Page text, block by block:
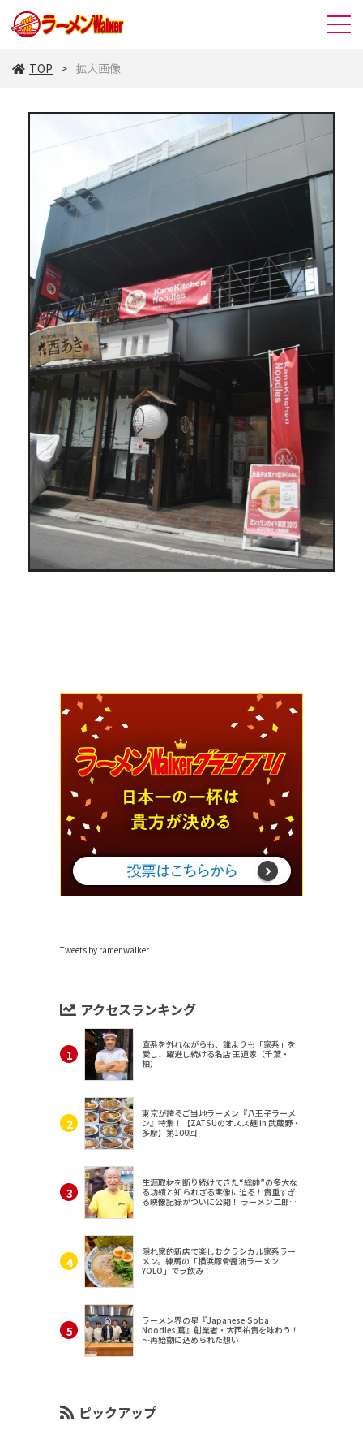
TOP 拡大画像
Tweets by ramenwalker
アクセスランキング
直系を外れながらも、誰よりも「家系」を
愛し、躍進し続ける名店 王道家（千葉・
柏）
東京が誇るご当地ラーメン『八王子ラーメ
ン』特集！【ZATSUのオスス麺 in 武蔵野・
多摩】第100回
生涯取材を断り続けてきた“総帥”の多大な
る功績と知られざる実像に迫る！貴重すぎ
る映像記録がついに公開！ ラーメン二郎
隠れ家的新店で楽しむクラシカル家系ラー
メン。練馬の「横浜豚骨醤油ラーメン
YOLO」でラ飲み！
ラーメン界の星『Japanese Soba
Noodles 蔦』創業者・大西祐貴を味わう！
～再始動に込められた想い
ピックアップ